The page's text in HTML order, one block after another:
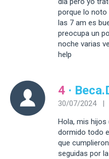
porque lo noto
las 7 am es
preocupa un
noche varias
help
4 ·
30/07/2024 |
Hola, mis
dormido todo
que
seguidas por